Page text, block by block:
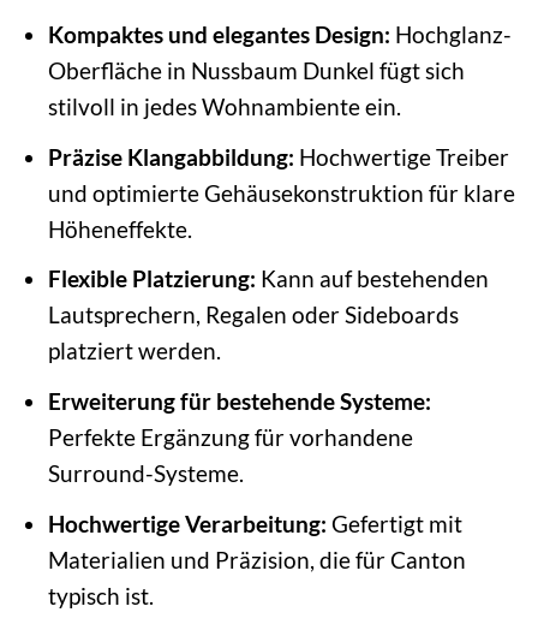
Kompaktes und elegantes Design: Hochglanz-
Oberfläche in Nussbaum Dunkel fügt sich
stilvoll in jedes Wohnambiente ein.
Präzise Klangabbildung: Hochwertige Treiber
und optimierte Gehäusekonstruktion für klare
Höheneffekte.
Flexible Platzierung: Kann auf bestehenden
Lautsprechern, Regalen oder Sideboards
platziert werden.
Erweiterung für bestehende Systeme:
Perfekte Ergänzung für vorhandene
Surround-Systeme.
Hochwertige Verarbeitung: Gefertigt mit
Materialien und Präzision, die für Canton
typisch ist.